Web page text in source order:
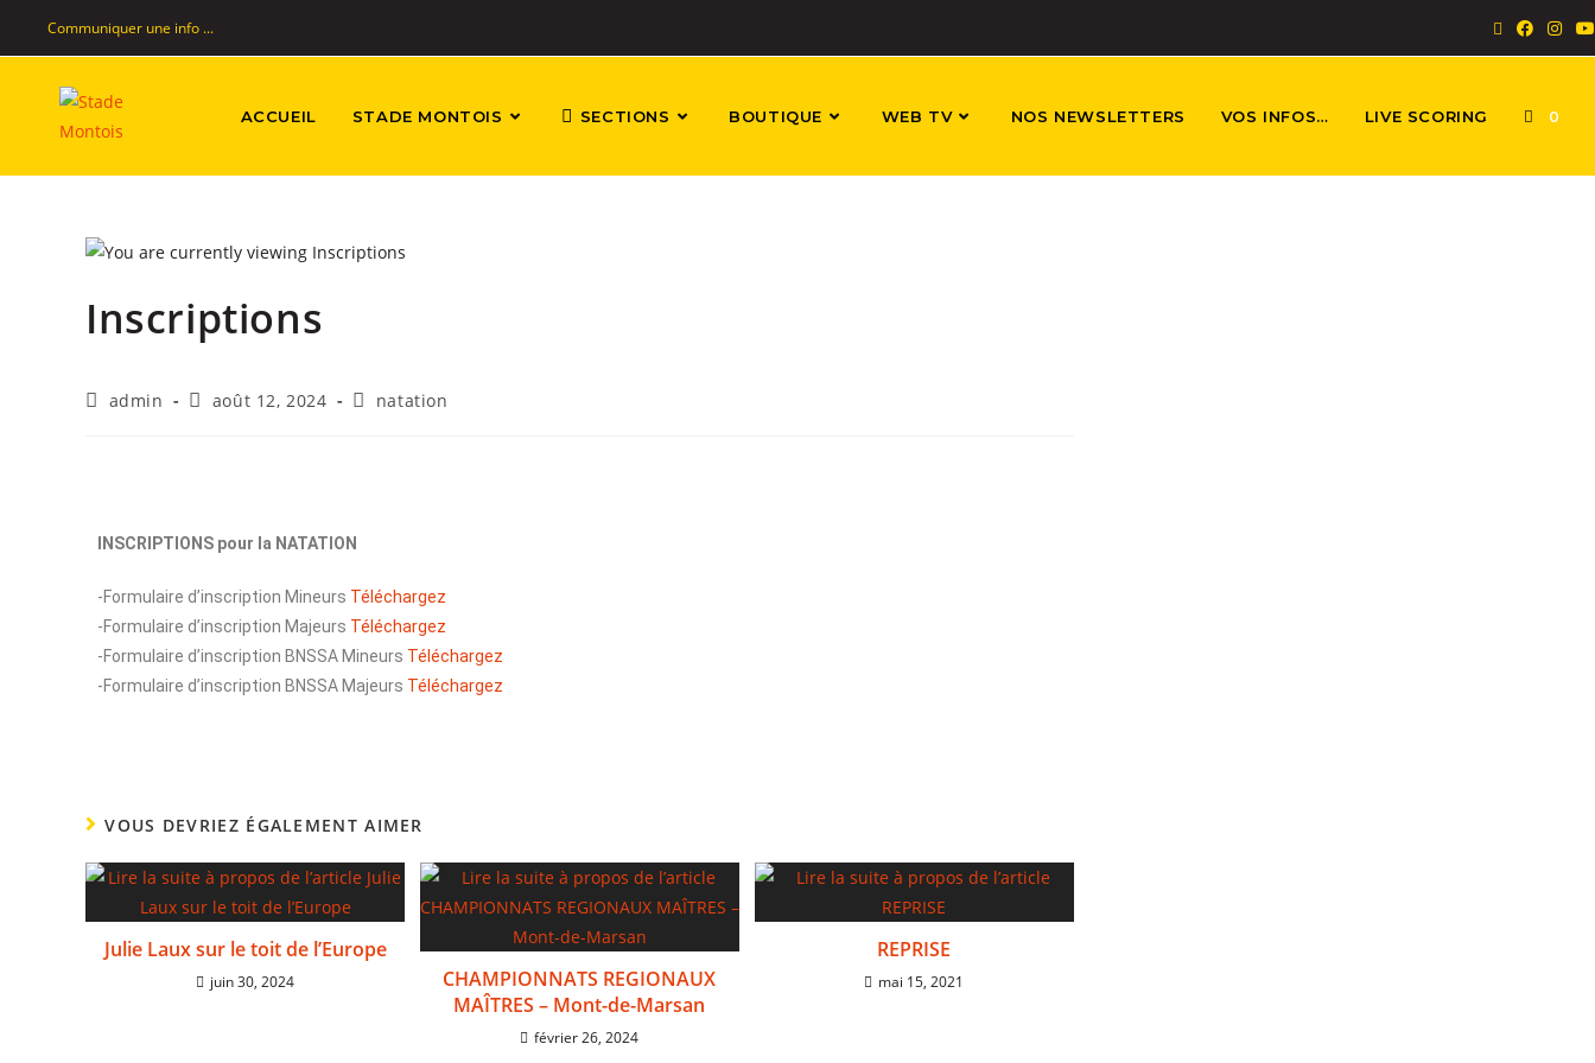
Communiquer une info ...
ACCUEIL STADE MONTOIS SECTIONS BOUTIQUE WEB TV NOS NEWSLETTERS VOS INFOS… LIVE SCORING 0
Inscriptions
admin août 12, 2024 natation
INSCRIPTIONS pour la NATATION
-Formulaire d’inscription Mineurs Téléchargez
-Formulaire d’inscription Majeurs Téléchargez
-Formulaire d’inscription BNSSA Mineurs Téléchargez
-Formulaire d’inscription BNSSA Majeurs Téléchargez
VOUS DEVRIEZ ÉGALEMENT AIMER
Julie Laux sur le toit de l’Europe
juin 30, 2024
CHAMPIONNATS REGIONAUX
MAÎTRES – Mont-de-Marsan
février 26, 2024
REPRISE
mai 15, 2021